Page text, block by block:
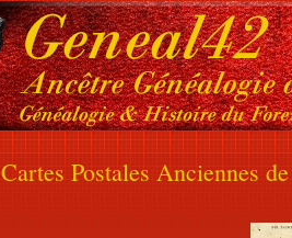
Cartes Postales Anciennes